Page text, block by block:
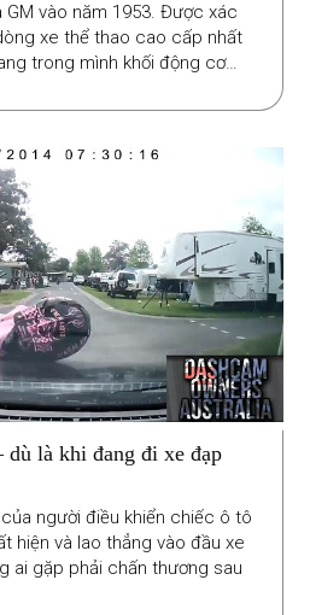
vào năm 1953. Được xác
xe thể thao cao cấp nhất
trong mình khối động cơ
hành của dòng xe này thì
dù là khi đang đi xe đạp
người điều khiển chiếc ô tô
hiện và lao thẳng vào đầu xe
ai gặp phải chấn thương sau